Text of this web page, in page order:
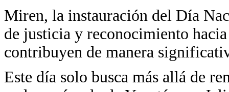
Miren, la instauración del Día
de justicia y reconocimiento
contribuyen de manera
Este día solo busca más allá de